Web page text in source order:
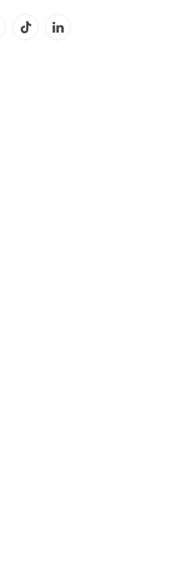
TikTok LinkedIn